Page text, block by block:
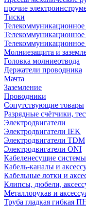
прочие
Тиски
Телекоммуникационное
Молниезащита и
Головка молниеотвода
Держатели проводника
Мачта
Заземление
Проводники
Сопутствующие товары
Разрядные счётчики,
Электродвигатели
Электродвигатели IEK
Электродвигатели TDM
Электродвигатели ONI
Кабеленесущие системы
Кабель-каналы и
Кабельные лотки и
Клипсы, дюбели,
Металлорукав и
Труба гладкая гибкая